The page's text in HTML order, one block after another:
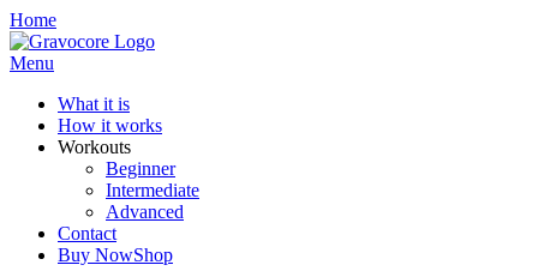
Skip
to
content
Home
Menu
What it is
How it works
Workouts
Beginner
Intermediate
Advanced
Contact
Buy NowShop